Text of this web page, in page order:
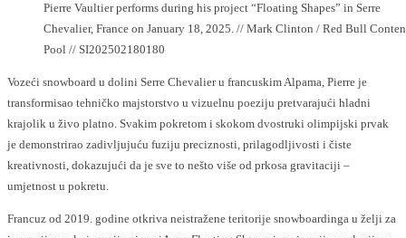
Pierre Vaultier performs during his project “Floating Shapes” in Serre
Chevalier, France on January 18, 2025. // Mark Clinton / Red Bull
Pool // SI202502180180
Vozeći snowboard u dolini Serre Chevalier u francuskim Alpama, Pierre je
transformisao tehničko majstorstvo u vizuelnu poeziju pretvarajući hladni
krajolik u živo platno. Svakim pokretom i skokom dvostruki olimpijski prvak
je demonstrirao zadivljujuću fuziju preciznosti, prilagodljivosti i čiste
kreativnosti, dokazujući da je sve to nešto više od prkosa gravitaciji –
umjetnost u pokretu.
Francuz od 2019. godine otkriva neistražene teritorije snowboardinga u želji za